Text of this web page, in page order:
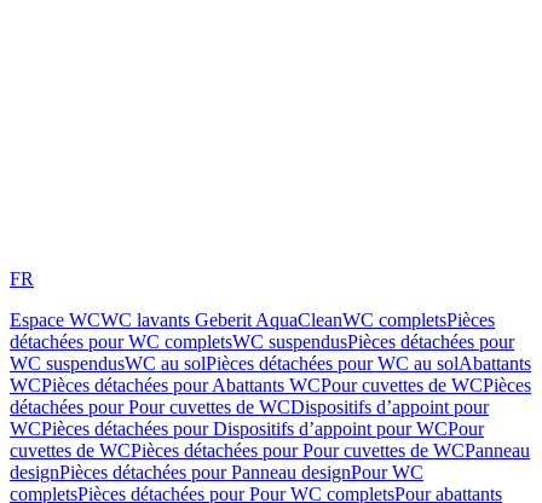
FR
Espace WCWC lavants Geberit AquaCleanWC completsPièces
détachées pour WC completsWC suspendusPièces détachées pour
WC suspendusWC au solPièces détachées pour WC au solAbattants
WCPièces détachées pour Abattants WCPour cuvettes de WCPièces
détachées pour Pour cuvettes de WCDispositifs d’appoint pour
WCPièces détachées pour Dispositifs d’appoint pour WCPour
cuvettes de WCPièces détachées pour Pour cuvettes de WCPanneau
designPièces détachées pour Panneau designPour WC
completsPièces détachées pour Pour WC completsPour abattants